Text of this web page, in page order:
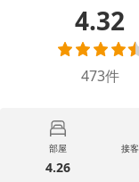
4.32
473件
部屋
4.26
接